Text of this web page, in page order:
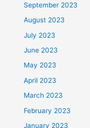
September 2023
August 2023
July 2023
June 2023
May 2023
April 2023
March 2023
February 2023
January 2023